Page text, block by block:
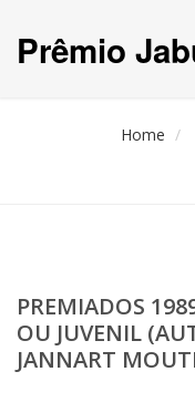
Prêmio
Home
PREMIADOS
OU JUVENIL
JANNART